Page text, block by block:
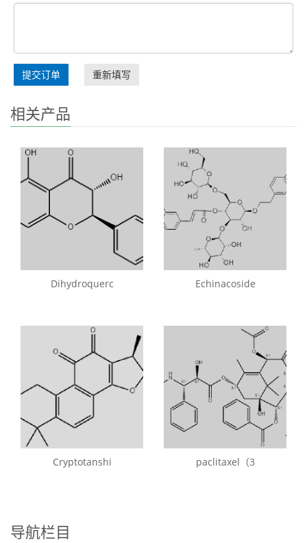
提交订单 重新填写
相关产品
Dihydroquerc Echinacoside
Cryptotanshi paclitaxel（3
导航栏目